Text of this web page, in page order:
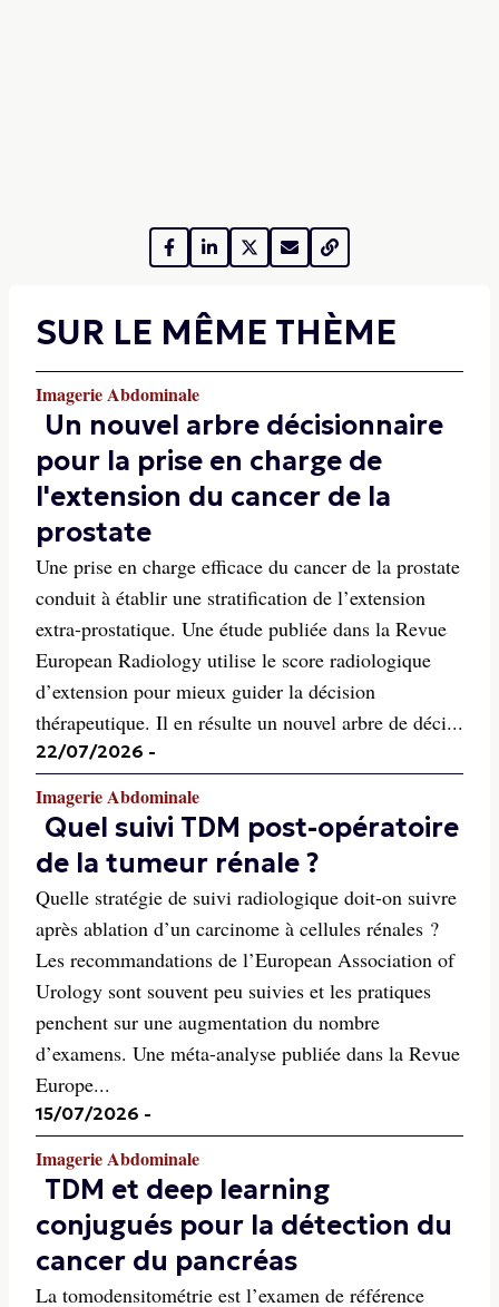
SUR LE MÊME THÈME
Imagerie Abdominale
Un nouvel arbre décisionnaire
pour la prise en charge de
l'extension du cancer de la
prostate
Une prise en charge efficace du cancer de la prostate
conduit à établir une stratification de l’extension
extra-prostatique. Une étude publiée dans la Revue
European Radiology utilise le score radiologique
d’extension pour mieux guider la décision
thérapeutique. Il en résulte un nouvel arbre de déci...
22/07/2026 -
Imagerie Abdominale
Quel suivi TDM post-opératoire
de la tumeur rénale ?
Quelle stratégie de suivi radiologique doit-on suivre
après ablation d’un carcinome à cellules rénales ?
Les recommandations de l’European Association of
Urology sont souvent peu suivies et les pratiques
penchent sur une augmentation du nombre
d’examens. Une méta-analyse publiée dans la Revue
Europe...
15/07/2026 -
Imagerie Abdominale
TDM et deep learning
conjugués pour la détection du
cancer du pancréas
La tomodensitométrie est l’examen de référence